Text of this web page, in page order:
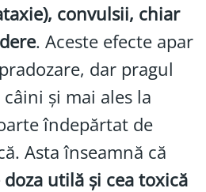
convulsii, chiar
. Aceste efecte apar
dar pragul
și mai ales la
îndepărtat de
Asta înseamnă că
utilă și cea toxică